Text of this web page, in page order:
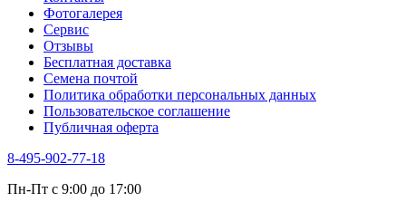
Фотогалерея​
Сервис
Отзывы
Бесплатная доставка
Семена почтой
Политика обработки персональных данных
Пользовательское соглашение
Публичная оферта
8-495-902-77-18
Пн-Пт с 9:00 до 17:00